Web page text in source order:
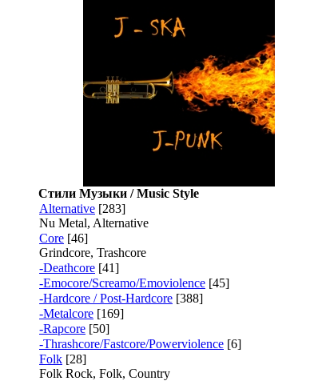
Стили Музыки / Music Style
Alternative [283]
Nu Metal, Alternative
Core [46]
Grindcore, Trashcore
-Deathcore [41]
-Emocore/Screamo/Emoviolence [45]
-Hardcore / Post-Hardcore [388]
-Metalcore [169]
-Rapcore [50]
-Thrashcore/Fastcore/Powerviolence [6]
Folk [28]
Folk Rock, Folk, Country